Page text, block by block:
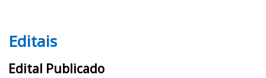
Editais
Editais
Edital Publicado